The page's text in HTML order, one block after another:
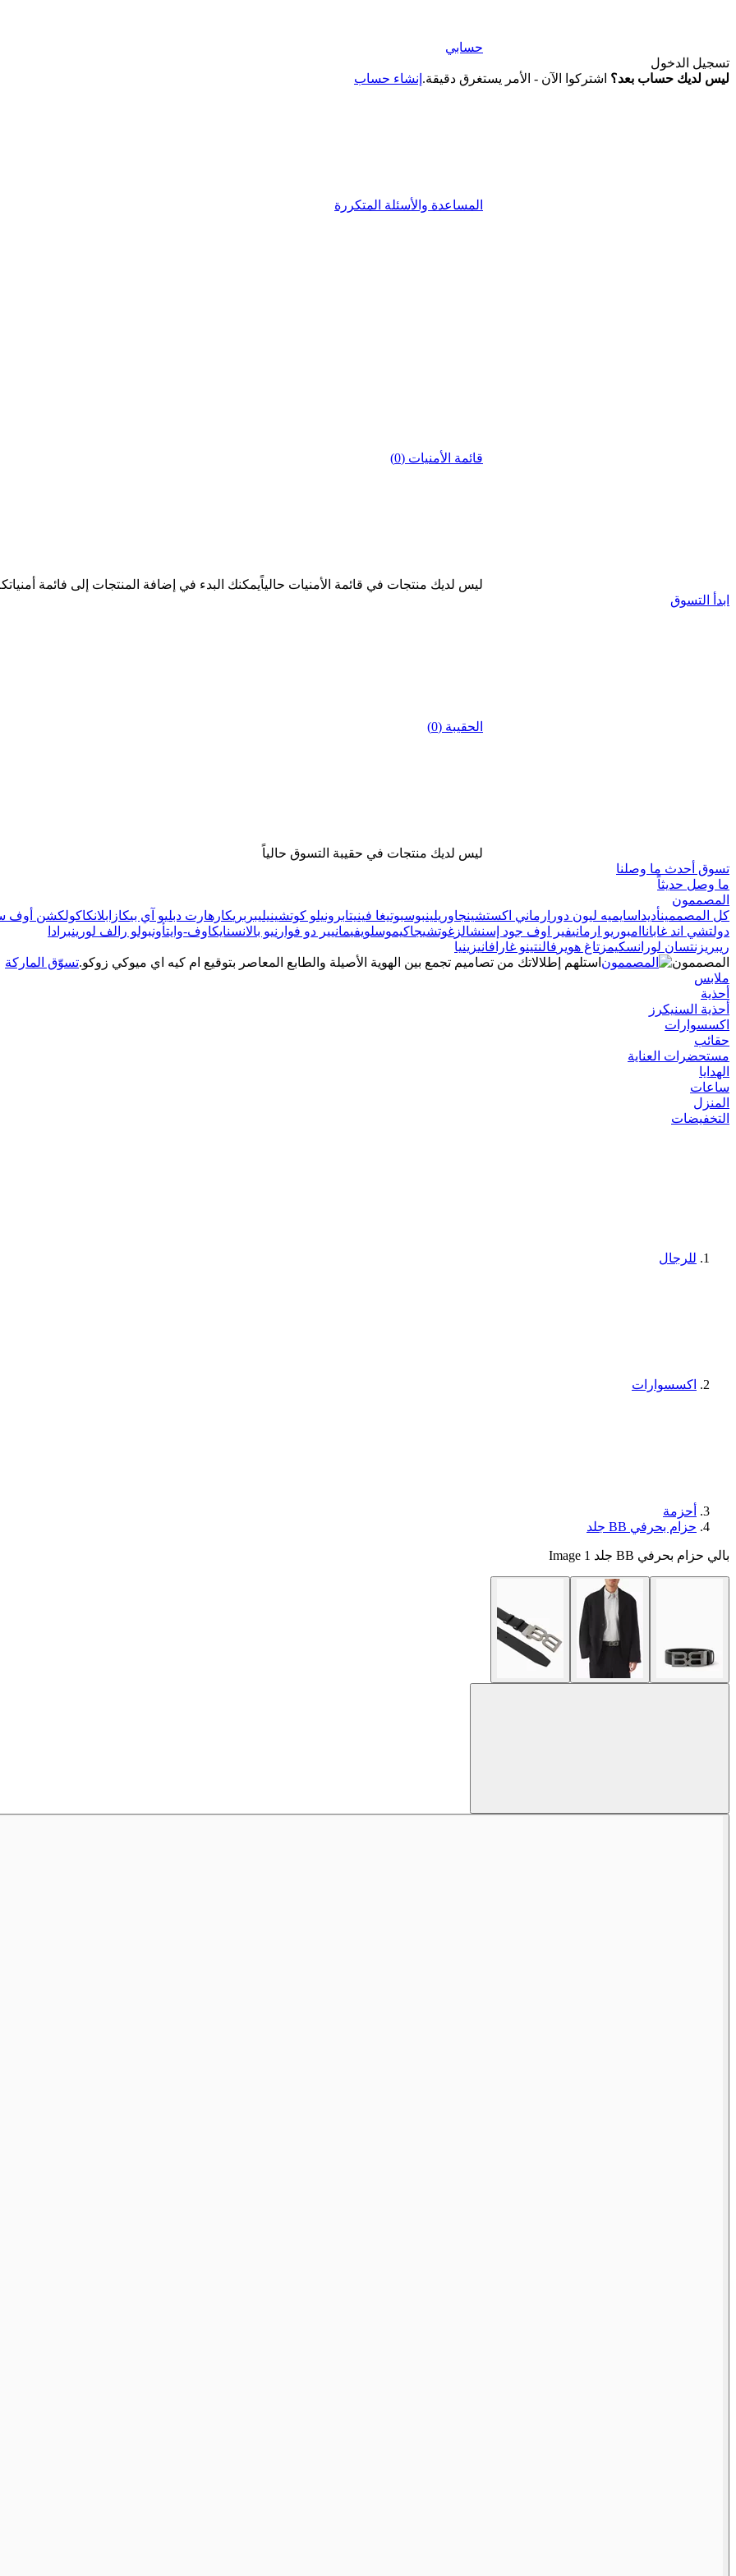
حسابي
تسجيل الدخول
ليس لديك حساب بعد؟ اشتركوا الآن - الأمر يستغرق دقيقة. إنشاء حساب
المساعدة والأسئلة المتكررة
قائمة الأمنيات (0)
ليس لديك منتجات في قائمة الأمنيات حالياًيمكنك البدء في إضافة المنتجات إلى فائمة
ابدأ التسوق
الحقيبة (0)
ليس لديك منتجات في حقيبة التسوق حالياً
تسوق أحدث ما وصلنا
ما وصل حديثاً
المصممون
كل المصممينأديداسايميه ليون دور ارماني اكستشينجاوريلينبوسبوتيغا فينيتابرونيلو كوتشينيليبربريكارهارت دبليو آي بيكازابلانكاكولكشن أوف
دولتشي اند غابانا امبوريو ارمانيفير اوف جود إسنشالز غوتشيجاكيموسلويفيمانيير دو فوار نيو بالانسنايكاوف-وايتأونبولو رالف لورينبرادا
ريبريزنتسان لورانسكيمز تاغ هوير فالنتينو غارافانيزينيا
المصممون
استلهم إطلالاتك من تصاميم تجمع بين الهوية الأصيلة والطابع المعاصر بتوقيع ام كيه اي ميوكي زوكو.تسوّق الماركة
ملابس
أحذية
أحذية السنيكرز
اكسسوارات
حقائب
مستحضرات العناية
الهدايا
ساعات
المنزل
التخفيضات
للرجال
اكسسوارات
أحزمة
حزام بحرفي BB جلد
بالي حزام بحرفي BB جلد Image 1